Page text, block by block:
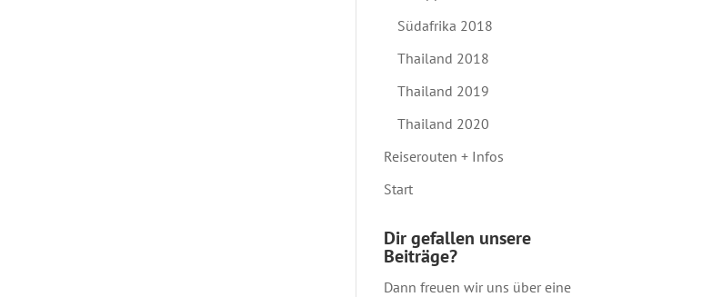
Südafrika 2018
Thailand 2018
Thailand 2019
Thailand 2020
Reiserouten + Infos
Start
Dir gefallen unsere
Beiträge?
Dann freuen wir uns über eine